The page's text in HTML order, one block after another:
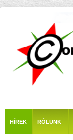
HÍREK RÓLUNK